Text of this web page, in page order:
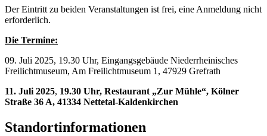
Der Eintritt zu beiden Veranstaltungen ist frei, eine Anmeldung nicht
erforderlich.
Die Termine:
09. Juli 2025, 19.30 Uhr, Eingangsgebäude Niederrheinisches
Freilichtmuseum, Am Freilichtmuseum 1, 47929 Grefrath
11. Juli 2025, 19.30 Uhr, Restaurant „Zur Mühle“, Kölner
Straße 36 A, 41334 Nettetal-Kaldenkirchen
Standortinformationen